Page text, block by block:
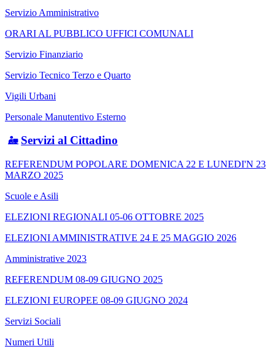
Servizio Amministrativo
ORARI AL PUBBLICO UFFICI COMUNALI
Servizio Finanziario
Servizio Tecnico Terzo e Quarto
Vigili Urbani
Personale Manutentivo Esterno
Servizi al Cittadino
REFERENDUM POPOLARE DOMENICA 22 E LUNEDI'N 23
MARZO 2025
Scuole e Asili
ELEZIONI REGIONALI 05-06 OTTOBRE 2025
ELEZIONI AMMINISTRATIVE 24 E 25 MAGGIO 2026
Amministrative 2023
REFERENDUM 08-09 GIUGNO 2025
ELEZIONI EUROPEE 08-09 GIUGNO 2024
Servizi Sociali
Numeri Utili